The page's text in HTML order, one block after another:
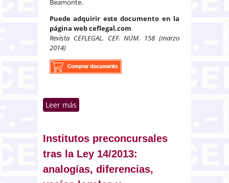
Puede adquirir este documento en la
página web ceflegal.com
Revista CEFLEGAL. CEF. NÚM. 158 (marzo
2014)
Leer más
Institutos preconcursales
tras la Ley 14/2013:
analogías, diferencias,